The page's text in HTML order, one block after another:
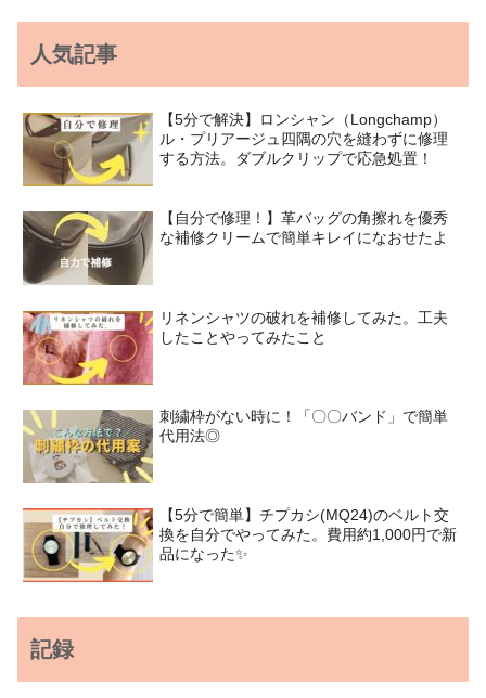
人気記事
【5分で解決】ロンシャン（Longchamp）
ル・プリアージュ四隅の穴を縫わずに修理
する方法。ダブルクリップで応急処置！
【自分で修理！】革バッグの角擦れを優秀
な補修クリームで簡単キレイになおせたよ
リネンシャツの破れを補修してみた。工夫
したことやってみたこと
刺繍枠がない時に！「〇〇バンド」で簡単
代用法◎
【5分で簡単】チプカシ(MQ24)のベルト交
換を自分でやってみた。費用約1,000円で新
品になった✨
記録